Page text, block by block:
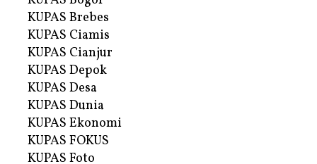
KUPAS Brebes
KUPAS Ciamis
KUPAS Cianjur
KUPAS Depok
KUPAS Desa
KUPAS Dunia
KUPAS Ekonomi
KUPAS FOKUS
KUPAS Foto